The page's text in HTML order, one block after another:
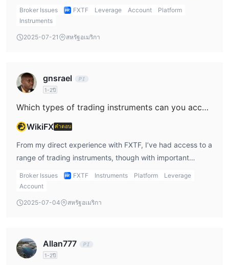
provide exposure to crypto price movements—I prefer
Ambiguity in this area can be risky for traders, as
always found it prudent to double-check with official
customer support before attempting any funding,
especially with methods as sensitive as cryptocurrencies.
perspective, FXTF does not currently accept Bitcoin,
USDT, or other cryptocurrencies for deposits. This is an
important factor for those who prioritize funding flexibility.
generally reliable. FXTF grants access to the MetaTrader 4
(MT4) trading platform, which I consider an industry
widespread tool support. I appreciate that they offer a full
MT4’s widespread popularity reassures me about the
long-term flexibility and support I can expect as a trader.
However, FXTF does not provide access to MetaTrader 5
(MT5) or cTrader, which does limit the possibilities if you’re
someone who relies on multi-asset trading or more
advanced order types that MT5 and cTrader sometimes
support. I also note the presence of their proprietary GX
trading system. While I generally prefer tried-and-tested
platforms like MT4, I think having an in-house system can
broker, and FXTF’s GX app does offer access across
point, but if you’re seeking MT5 or cTrader, FXTF would
not meet those platform requirements. I emphasize the
Broker Issues FXTF Leverage Account
Platform
Instruments
2025-07-21 สหรัฐอเมริกา
gnsrael
1-2ปี
Which types of trading instruments can you access at FXTF, such as forex, stocks, indices, cryptocurrencies, or commodities?
WikiFXคำตอบ
From my direct experience with FXTF, I’ve had access to a
range of trading instruments, though with important
limitations. FXTF has made it possible for me to trade
forex pairs, which forms the backbone of their offering. In
CFDs and commodity CFDs, as well as options—a set of
it’s crucial for me to emphasize what’s missing, as this
impacts portfolio flexibility. FXTF does not provide access
Broker Issues FXTF Instruments Platform
Leverage
Account
2025-07-04 สหรัฐอเมริกา
Allan777
1-2ปี